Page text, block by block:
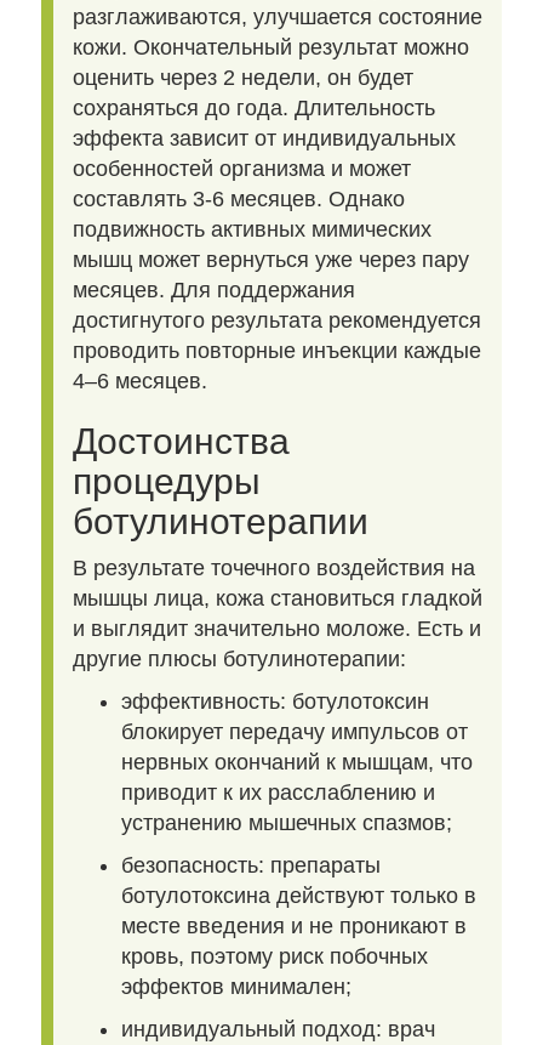
разглаживаются, улучшается состояние
кожи. Окончательный результат можно
оценить через 2 недели, он будет
сохраняться до года. Длительность
эффекта зависит от индивидуальных
особенностей организма и может
составлять 3-6 месяцев. Однако
подвижность активных мимических
мышц может вернуться уже через пару
месяцев. Для поддержания
достигнутого результата рекомендуется
проводить повторные инъекции каждые
4–6 месяцев.
Достоинства
процедуры
ботулинотерапии
В результате точечного воздействия на
мышцы лица, кожа становиться гладкой
и выглядит значительно моложе. Есть и
другие плюсы ботулинотерапии:
эффективность: ботулотоксин
блокирует передачу импульсов от
нервных окончаний к мышцам, что
приводит к их расслаблению и
устранению мышечных спазмов;
безопасность: препараты
ботулотоксина действуют только в
месте введения и не проникают в
кровь, поэтому риск побочных
эффектов минимален;
индивидуальный подход: врач